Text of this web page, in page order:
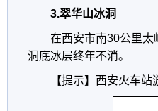
3.翠华山冰洞
在西安市南30公里太
洞底冰层终年不消。
【提示】西安火车